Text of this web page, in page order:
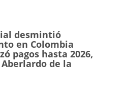
desmintió
en Colombia
pagos hasta 2026,
de la